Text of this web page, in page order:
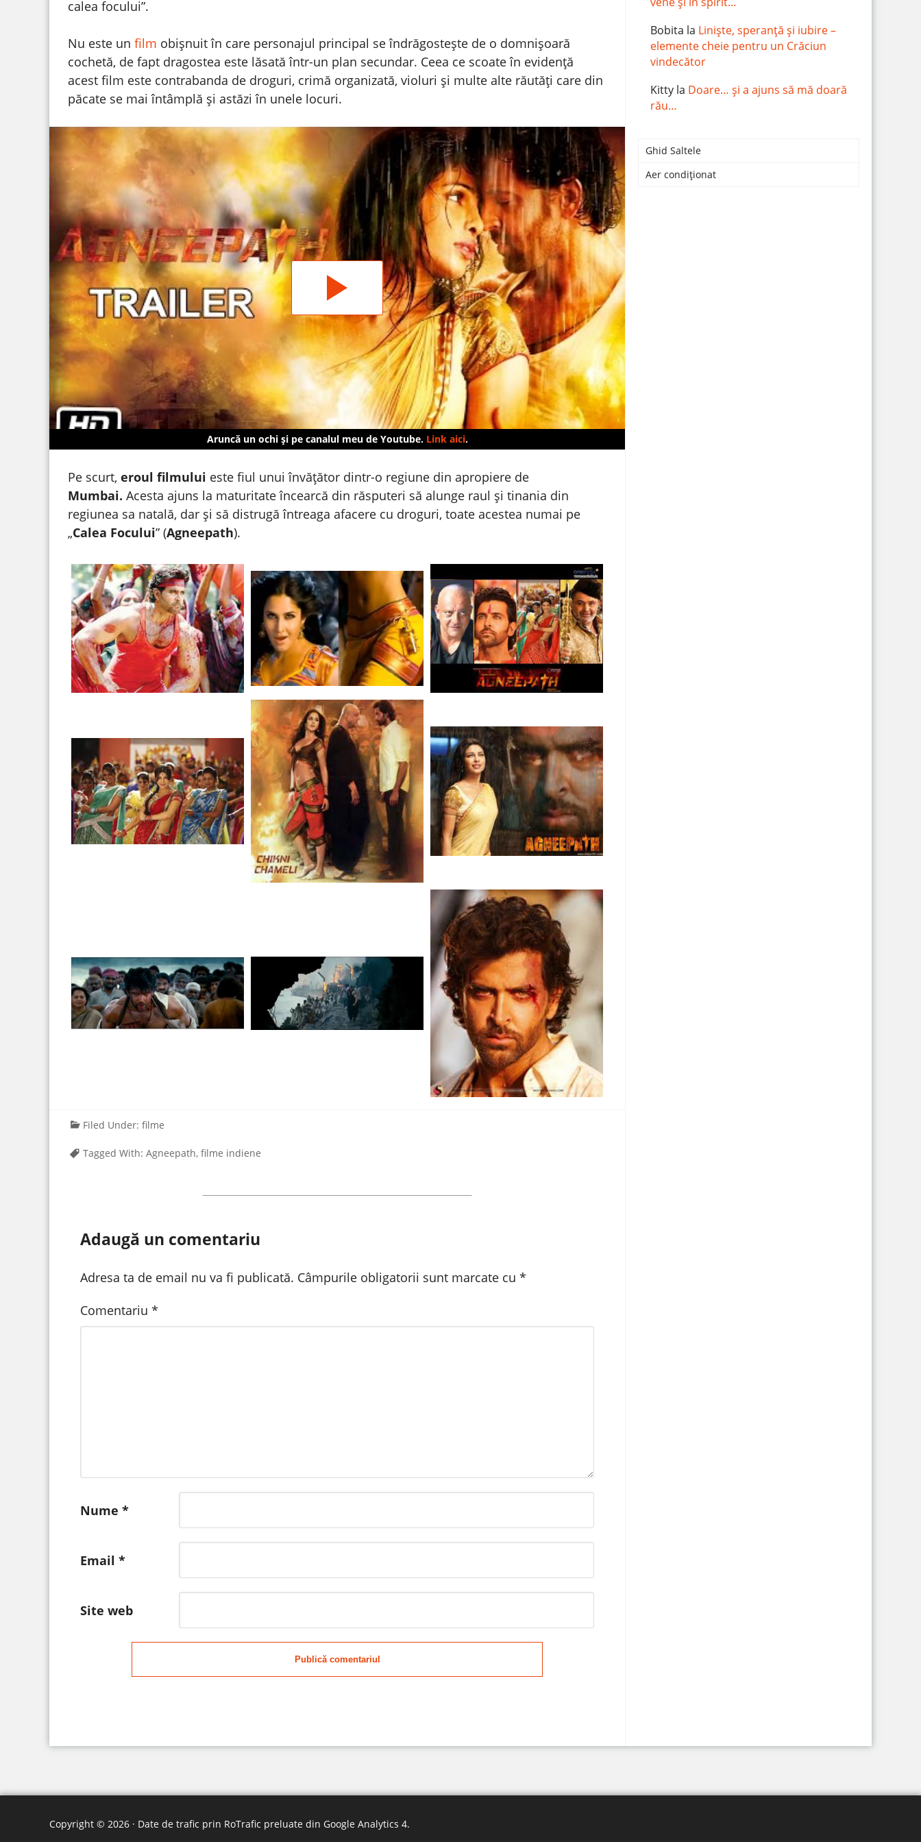
calea focului”.
Nu este un film obișnuit în care personajul principal se îndrăgostește de o domnișoară
cochetă, de fapt dragostea este lăsată într-un plan secundar. Ceea ce scoate în evidență
acest film este contrabanda de droguri, crimă organizată, violuri și multe alte răutăți care din
păcate se mai întâmplă și astăzi în unele locuri.
Aruncă un ochi și pe canalul meu de Youtube. Link aici.
Pe scurt, eroul filmului este fiul unui învățător dintr-o regiune din apropiere de
Mumbai. Acesta ajuns la maturitate încearcă din răsputeri să alunge raul și tinania din
regiunea sa natală, dar și să distrugă întreaga afacere cu droguri, toate acestea numai pe
„Calea Focului” (Agneepath).
Filed Under: filme
Tagged With: Agneepath, filme indiene
Adaugă un comentariu
Adresa ta de email nu va fi publicată. Câmpurile obligatorii sunt marcate cu *
Comentariu *
Nume *
Email *
Site web
Publică comentariul
Bobita la Liniște, speranță și iubire –
elemente cheie pentru un Crăciun
vindecător
Kitty la Doare… și a ajuns să mă doară
rău…
Ghid Saltele
Aer condiționat
Copyright © 2026 · Date de trafic prin RoTrafic preluate din Google Analytics 4.